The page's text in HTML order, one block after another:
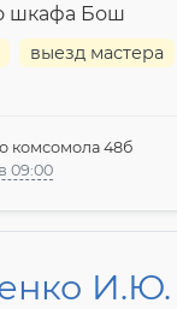
шкафа Бош
выезд мастера
комсомола 48б
09:00
И.Ю.